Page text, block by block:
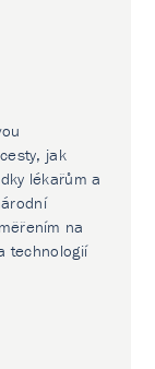
jak
lékařům a
na
technologií